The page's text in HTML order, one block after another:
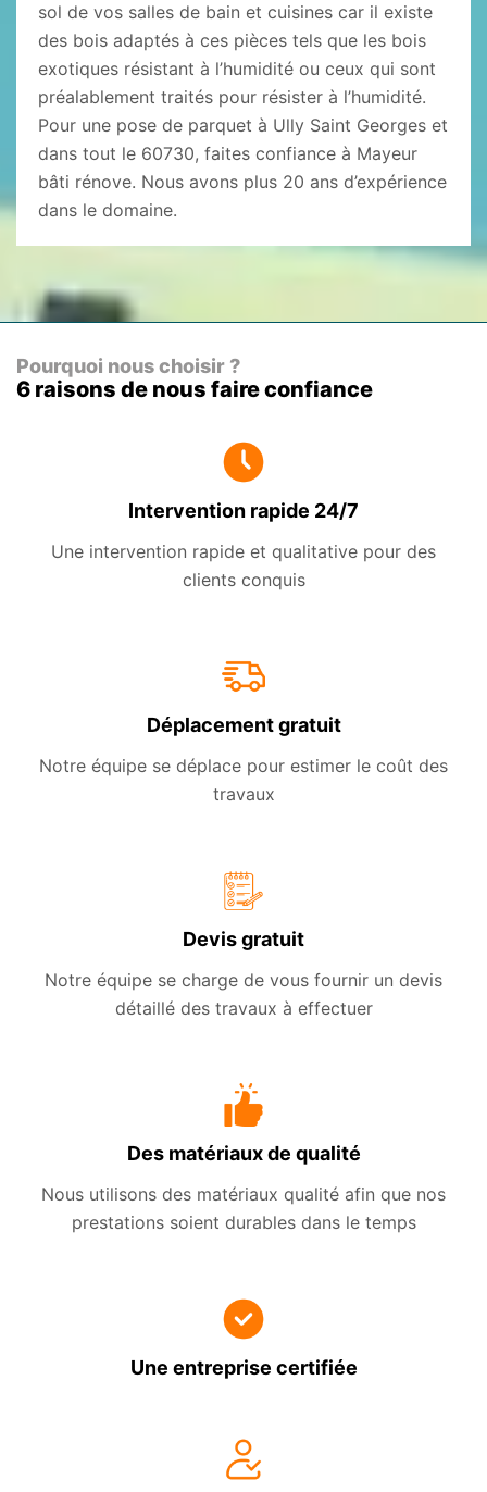
sol de vos salles de bain et cuisines car il existe
des bois adaptés à ces pièces tels que les bois
exotiques résistant à l’humidité ou ceux qui sont
préalablement traités pour résister à l’humidité.
Pour une pose de parquet à Ully Saint Georges et
dans tout le 60730, faites confiance à Mayeur
bâti rénove. Nous avons plus 20 ans d’expérience
dans le domaine.
Pourquoi nous choisir ?
6 raisons de nous faire confiance
Intervention rapide 24/7
Une intervention rapide et qualitative pour des
clients conquis
Déplacement gratuit
Notre équipe se déplace pour estimer le coût des
travaux
Devis gratuit
Notre équipe se charge de vous fournir un devis
détaillé des travaux à effectuer
Des matériaux de qualité
Nous utilisons des matériaux qualité afin que nos
prestations soient durables dans le temps
Une entreprise certifiée